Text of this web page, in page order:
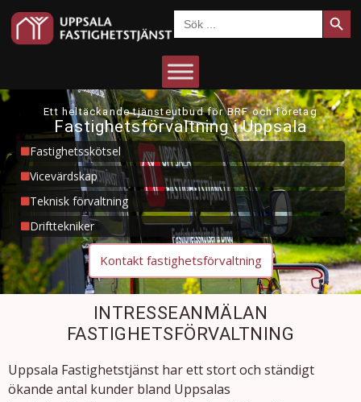
Sök
efter:
Ett heltäckande tjänsteutbud för BRF och företag
Fastighetsförvaltning i Uppsala
Fastighetsskötsel
Vicevärdskap
Teknisk förvaltning
Drifttekniker
Kontakt fastighetsförvaltning
INTRESSEANMÄLAN
FASTIGHETSFÖRVALTNING
Uppsala Fastighetstjänst har ett stort och ständigt
ökande antal kunder bland Uppsalas